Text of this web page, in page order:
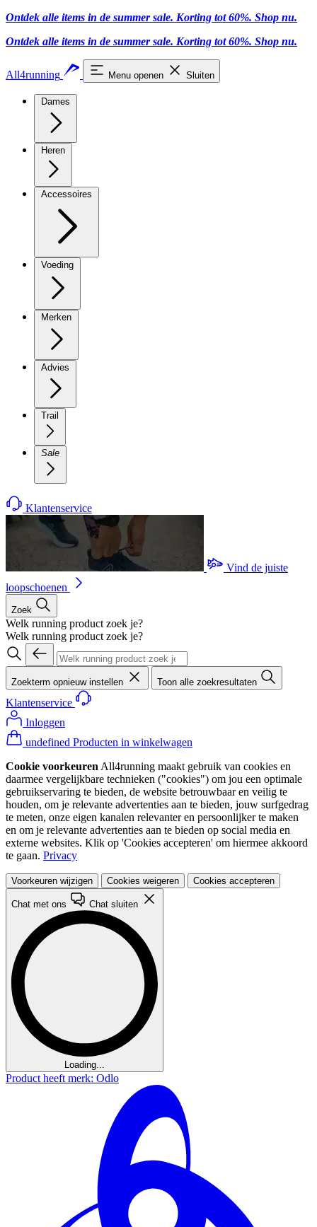
Ontdek alle items in de summer sale. Korting tot 60%. Shop nu.
Ontdek alle items in de summer sale. Korting tot 60%. Shop nu.
All4running Menu openen Sluiten
Dames
Heren
Accessoires
Voeding
Merken
Advies
Trail
Sale
Klantenservice
Vind de juiste
loopschoenen
Zoek
Welk running product zoek je?
Welk running product zoek je?
Zoekterm opnieuw instellen Toon alle zoekresultaten
Klantenservice
Inloggen
undefined Producten in winkelwagen
Cookie voorkeuren All4running maakt gebruik van cookies en
daarmee vergelijkbare technieken ("cookies") om jou een optimale
gebruikservaring te bieden, de website betrouwbaar en veilig te
houden, om je relevante advertenties aan te bieden, jouw surfgedrag
te meten, onze eigen kanalen relevanter en persoonlijker te maken
en om je relevante advertenties aan te bieden op social media en
externe websites. Klik op 'Cookies accepteren' om hiermee akkoord
te gaan. Privacy
Voorkeuren wijzigen Cookies weigeren Cookies accepteren
Chat met ons Chat sluiten
Loading...
Product heeft merk: Odlo